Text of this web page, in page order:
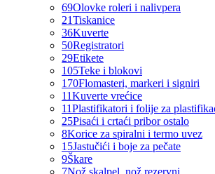
69Olovke roleri i nalivpera
21Tiskanice
36Kuverte
50Registratori
29Etikete
105Teke i blokovi
170Flomasteri, markeri i signiri
11Kuverte vrećice
11Plastifikatori i folije za
25Pisaći i crtaći pribor ostalo
8Korice za spiralni i termo uvez
15Jastučići i boje za pečate
9Škare
7Nož skalpel, nož rezervni